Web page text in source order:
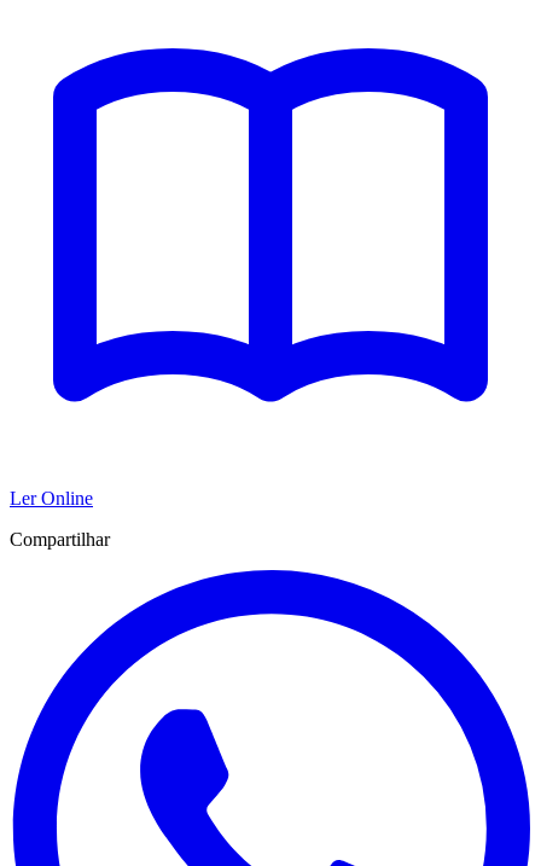
Ler Online
Compartilhar